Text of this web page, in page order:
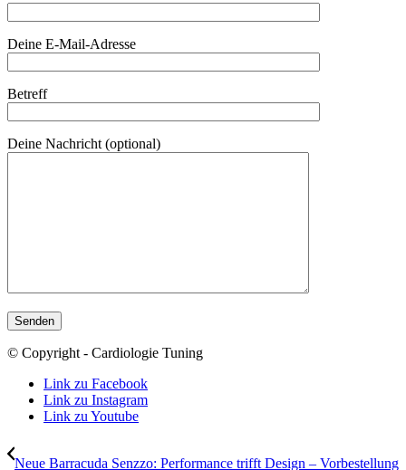
Deine E-Mail-Adresse
Betreff
Deine Nachricht (optional)
© Copyright - Cardiologie Tuning
Link zu Facebook
Link zu Instagram
Link zu Youtube
Neue Barracuda Senzzo: Performance trifft Design – Vorbestellung